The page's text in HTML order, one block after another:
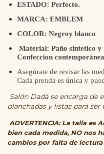
ESTADO: Perfecto.
MARCA: EMBLEM
COLOR: Negroy blanco
Material: Paño sintetico
Confeccion
Asegúrate de revisar las
Cada prenda es única y
Salón Dadá se encarga de
planchadas y listas para ser
ADVERTENCIA: La talla es
bien cada medida, NO nos
cambios por falta de lectura